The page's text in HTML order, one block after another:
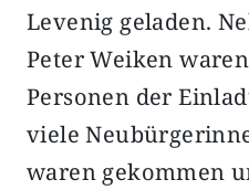
Levenig geladen.
Peter Weiken
Personen der
viele
waren gekommen